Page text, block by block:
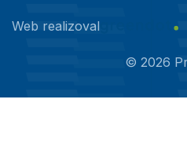
Web realizoval
© 2026